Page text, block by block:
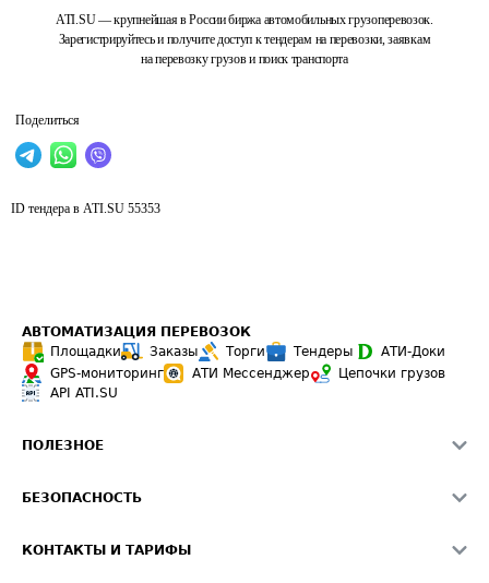
ATI.SU — крупнейшая в России биржа автомобильных грузоперевозок.
Зарегистрируйтесь и получите доступ к тендерам на перевозки, заявкам
на перевозку грузов и поиск транспорта
Поделиться
ID тендера в ATI.SU 55353
АВТОМАТИЗАЦИЯ ПЕРЕВОЗОК
Площадки
Заказы Торги Тендеры
АТИ-Доки
GPS-мониторинг
АТИ Мессенджер
Цепочки грузов
API ATI.SU
ПОЛЕЗНОЕ
Звезды ATI.SU на вашем сайте
БЕЗОПАСНОСТЬ
КОНТАКТЫ И ТАРИФЫ